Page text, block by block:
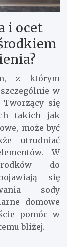
i ocet
z którym
w
Tworzący się
takich jak
może być
utrudniać
W
do
się
sody
domowe
pomóc w
bliżej.